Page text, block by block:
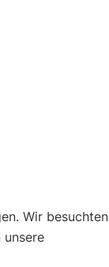
Wir besuchten
unsere